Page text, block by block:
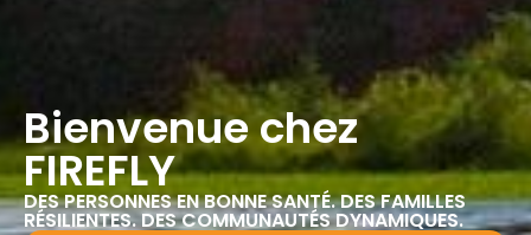
Bienvenue chez
FIREFLY
DES PERSONNES EN BONNE SANTÉ. DES FAMILLES
RÉSILIENTES. DES COMMUNAUTÉS DYNAMIQUES.